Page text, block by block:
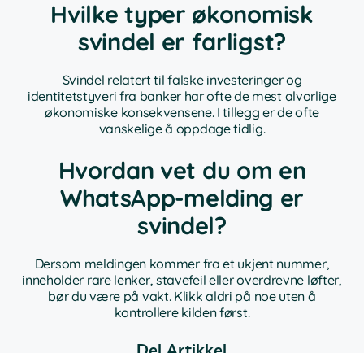
Hvilke typer økonomisk
svindel er farligst?
Svindel relatert til falske investeringer og
identitetstyveri fra banker har ofte de mest alvorlige
økonomiske konsekvensene. I tillegg er de ofte
vanskelige å oppdage tidlig.
Hvordan vet du om en
WhatsApp-melding er
svindel?
Dersom meldingen kommer fra et ukjent nummer,
inneholder rare lenker, stavefeil eller overdrevne løfter,
bør du være på vakt. Klikk aldri på noe uten å
kontrollere kilden først.